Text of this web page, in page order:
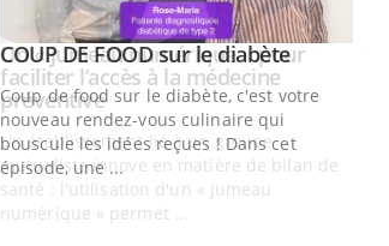
Youtube
COUP DE FOOD sur le diabèteYoutube
Coup de food sur le diabète, c'est votre
nouveau rendez-vous culinaire qui
bouscule les idées reçues ! Dans cet
épisode, une ...